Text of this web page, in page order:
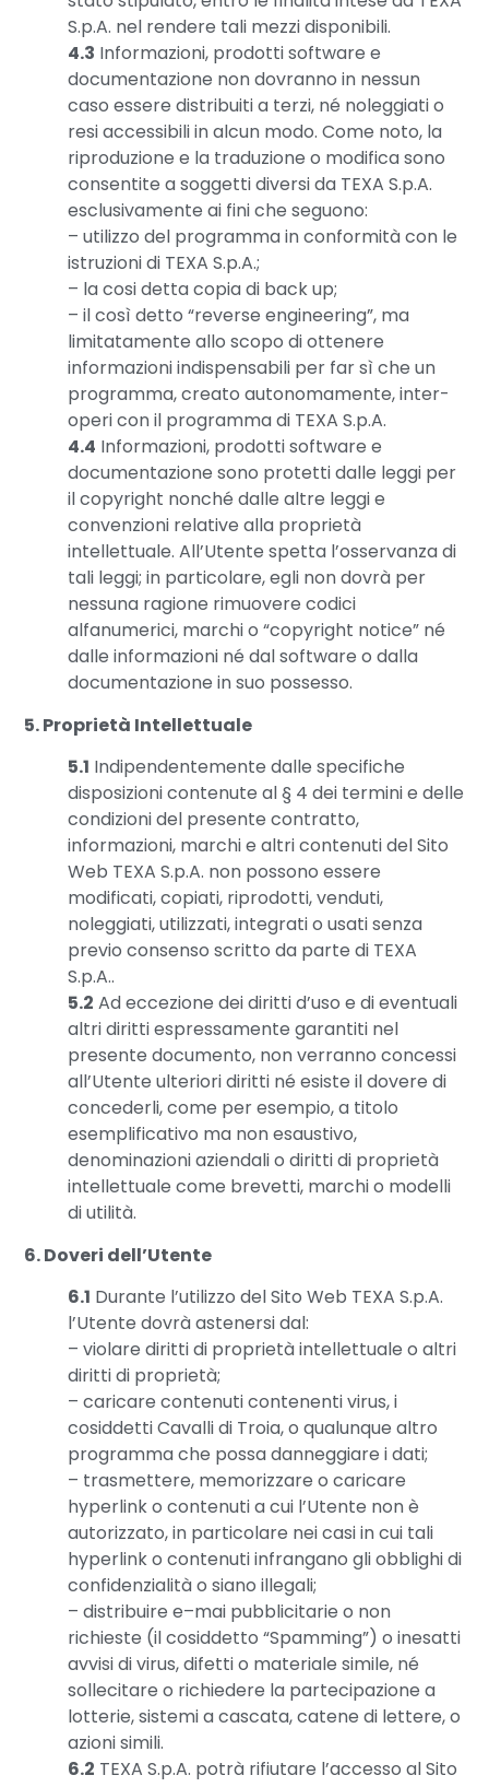
S.p.A. nel rendere tali mezzi disponibili.
4.3 Informazioni, prodotti software e
documentazione non dovranno in nessun
caso essere distribuiti a terzi, né noleggiati o
resi accessibili in alcun modo. Come noto, la
riproduzione e la traduzione o modifica sono
consentite a soggetti diversi da TEXA S.p.A.
esclusivamente ai fini che seguono:
– utilizzo del programma in conformità con le
istruzioni di TEXA S.p.A.;
– la cosi detta copia di back up;
– il così detto “reverse engineering”, ma
limitatamente allo scopo di ottenere
informazioni indispensabili per far sì che un
programma, creato autonomamente, inter-
operi con il programma di TEXA S.p.A.
4.4 Informazioni, prodotti software e
documentazione sono protetti dalle leggi per
il copyright nonché dalle altre leggi e
convenzioni relative alla proprietà
intellettuale. All’Utente spetta l’osservanza di
tali leggi; in particolare, egli non dovrà per
nessuna ragione rimuovere codici
alfanumerici, marchi o “copyright notice” né
dalle informazioni né dal software o dalla
documentazione in suo possesso.
5. Proprietà Intellettuale
5.1 Indipendentemente dalle specifiche
disposizioni contenute al § 4 dei termini e delle
condizioni del presente contratto,
informazioni, marchi e altri contenuti del Sito
Web TEXA S.p.A. non possono essere
modificati, copiati, riprodotti, venduti,
noleggiati, utilizzati, integrati o usati senza
previo consenso scritto da parte di TEXA
S.p.A..
5.2 Ad eccezione dei diritti d’uso e di eventuali
altri diritti espressamente garantiti nel
presente documento, non verranno concessi
all’Utente ulteriori diritti né esiste il dovere di
concederli, come per esempio, a titolo
esemplificativo ma non esaustivo,
denominazioni aziendali o diritti di proprietà
intellettuale come brevetti, marchi o modelli
di utilità.
6. Doveri dell’Utente
6.1 Durante l’utilizzo del Sito Web TEXA S.p.A.
l’Utente dovrà astenersi dal:
– violare diritti di proprietà intellettuale o altri
diritti di proprietà;
– caricare contenuti contenenti virus, i
cosiddetti Cavalli di Troia, o qualunque altro
programma che possa danneggiare i dati;
– trasmettere, memorizzare o caricare
hyperlink o contenuti a cui l’Utente non è
autorizzato, in particolare nei casi in cui tali
hyperlink o contenuti infrangano gli obblighi di
confidenzialità o siano illegali;
– distribuire e–mai pubblicitarie o non
richieste (il cosiddetto “Spamming”) o inesatti
avvisi di virus, difetti o materiale simile, né
sollecitare o richiedere la partecipazione a
lotterie, sistemi a cascata, catene di lettere, o
azioni simili.
6.2 TEXA S.p.A. potrà rifiutare l’accesso al Sito